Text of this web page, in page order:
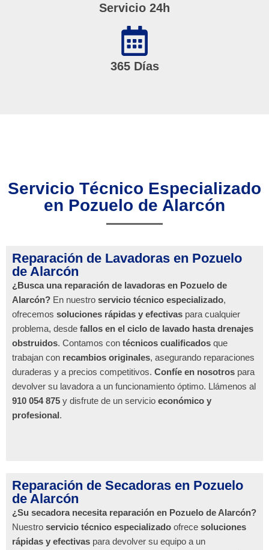
Servicio 24h
365 Días
Servicio Técnico Especializado
en Pozuelo de Alarcón
Reparación de Lavadoras en Pozuelo
de Alarcón
¿Busca una reparación de lavadoras en Pozuelo de
Alarcón? En nuestro servicio técnico especializado,
ofrecemos soluciones rápidas y efectivas para cualquier
problema, desde fallos en el ciclo de lavado hasta drenajes
obstruidos. Contamos con técnicos cualificados que
trabajan con recambios originales, asegurando reparaciones
duraderas y a precios competitivos. Confíe en nosotros para
devolver su lavadora a un funcionamiento óptimo. Llámenos al
910 054 875 y disfrute de un servicio económico y
profesional.
Reparación de Secadoras en Pozuelo
de Alarcón
¿Su secadora necesita reparación en Pozuelo de Alarcón?
Nuestro servicio técnico especializado ofrece soluciones
rápidas y efectivas para devolver su equipo a un